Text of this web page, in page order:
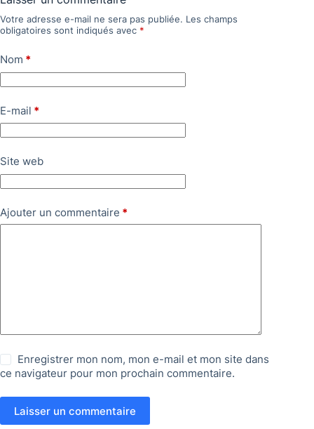
Votre adresse e-mail ne sera pas publiée. Les champs
obligatoires sont indiqués avec *
Nom *
E-mail *
Site web
Ajouter un commentaire *
Enregistrer mon nom, mon e-mail et mon site dans
ce navigateur pour mon prochain commentaire.
Laisser un commentaire